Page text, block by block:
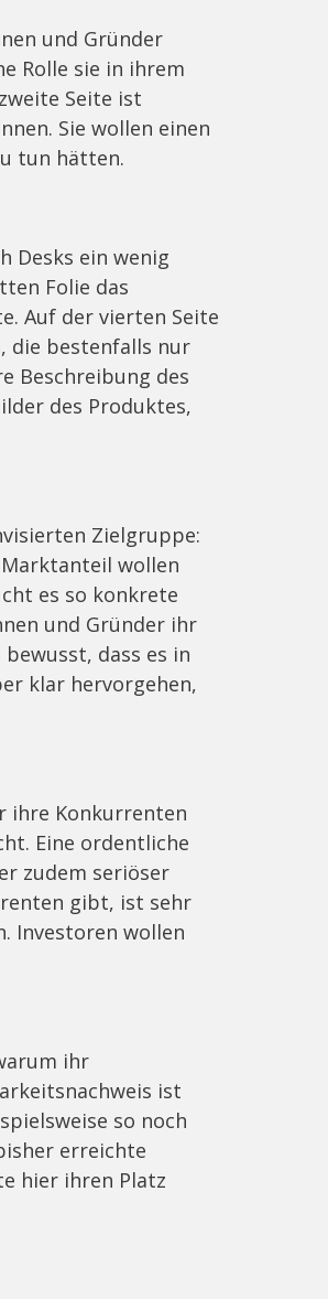
und Gründer
Rolle sie in ihrem
Seite ist
Sie wollen einen
tun hätten.
Desks ein wenig
Folie das
Auf der vierten Seite
die bestenfalls nur
Beschreibung des
des Produktes,
Zielgruppe:
wollen
es so konkrete
und Gründer ihr
dass es in
klar hervorgehen,
ihre Konkurrenten
Eine ordentliche
zudem seriöser
gibt, ist sehr
Investoren wollen
ihr
ist
so noch
erreichte
hier ihren Platz